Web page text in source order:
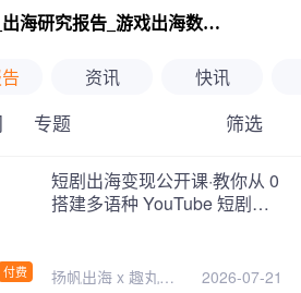
出海数据报告_出海研究报告_游戏出海数据报告_海外趋势分析-扬帆出海
资讯 快讯
专题 筛选
继续下拉刷新
付费
短剧出海变现公开课·教你从 0
搭建多语种 YouTube 短剧频
扬帆出海 x 趣丸千 2026-07-21